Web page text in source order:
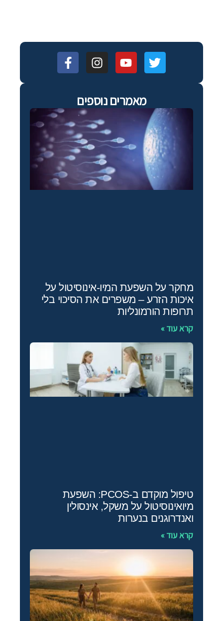
מאמרים נוספים
מחקר על השפעת המיו‑אינוסיטול על
איכות הזרע – משפרים את הסיכוי בלי
תרופות הורמונליות
קרא עוד »
טיפול מוקדם ב‑PCOS: השפעת
מיואינוסיטול על משקל, אינסולין
ואנדרוגנים בנערות
קרא עוד »